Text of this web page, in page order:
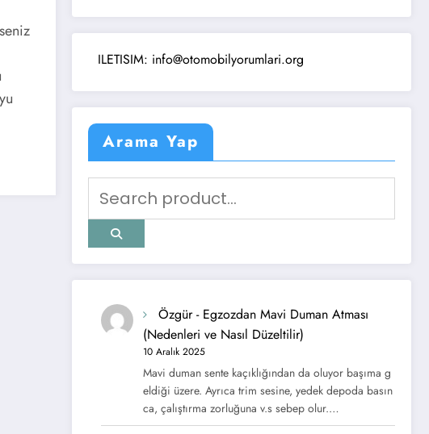
ILETISIM: info@otomobilyorumlari.org
Arama Yap
Özgür- Egzozdan Mavi Duman Atması
(Nedenleri ve Nasıl Düzeltilir)
10 Aralık 2025
Mavi duman sente kaçıklığından da oluyor başıma g
eldiği üzere. Ayrıca trim sesine, yedek depoda basın
ca, çalıştırma zorluğuna v.s sebep olur.…